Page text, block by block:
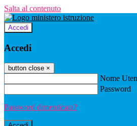
Salta al contenuto
Accedi
Accedi
button close ×
Nome
Password
Password dimenticata?